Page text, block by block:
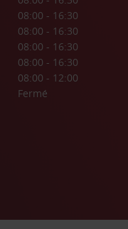
08:00 - 16:30
08:00 - 16:30
08:00 - 16:30
08:00 - 16:30
08:00 - 12:00
Fermé